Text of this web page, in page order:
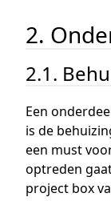
2.
2.1.
Een
is de
een must
optreden
project box